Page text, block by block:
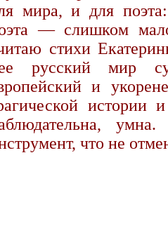
мира, и для
— слишком
стихи
русский мир
и
истории
что не